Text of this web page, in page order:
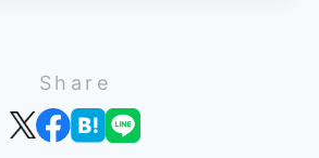
Share